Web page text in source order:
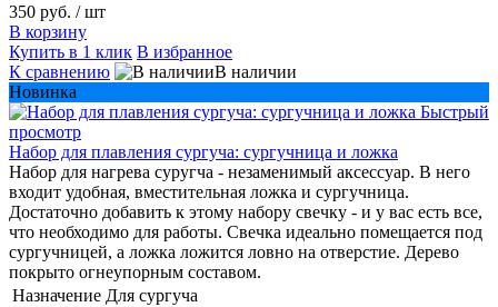
350 руб. / шт
В корзину
Купить в 1 клик В избранное
К сравнению
В наличии
Новинка
Быстрый
просмотр
Набор для плавления сургуча: сургучница и ложка
Набор для нагрева суругча - незаменимый аксессуар. В него
входит удобная, вместительная ложка и сургучница.
Достаточно добавить к этому набору свечку - и у вас есть все,
что необходимо для работы. Свечка идеально помещается под
сургучницей, а ложка ложится ловно на отверстие. Дерево
покрыто огнеупорным составом.
Назначение Для сургуча